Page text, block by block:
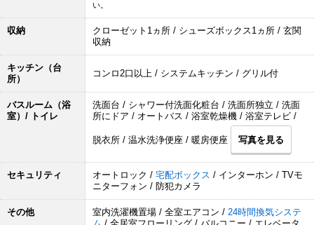
い。
収納
クローゼット1ヵ所 / シューズボックス1ヵ所 / 玄関
収納
キッチン（台
所）
コンロ2口以上 / システムキッチン / グリル付
バスルーム（浴
室）/ トイレ
洗面台 / シャワー付洗面化粧台 / 洗面所独立 / 洗面
所にドア / オートバス / 浴室乾燥機 / 浴室テレビ /
脱衣所 / 温水洗浄便座 / 暖房便座 写真を見る
セキュリティ オートロック / 宅配ボックス / インターホン / TVモ
ニターフォン / 防犯カメラ
その他 室内洗濯機置場 / 全室エアコン / 24時間換気システ